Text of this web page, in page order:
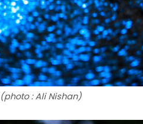
: Ali Nishan)